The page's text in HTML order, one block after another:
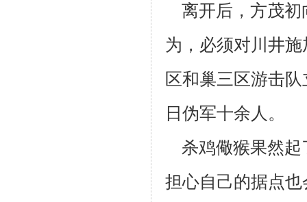
离开后，方茂初
为，必须对川井
区和巢三区游击队
日伪军十余人。
杀鸡儆猴果然起
担心自己的据点